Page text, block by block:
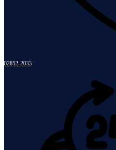
02852-2033